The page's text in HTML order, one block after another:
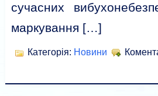
сучасних
маркування […]
Категорія: Новини